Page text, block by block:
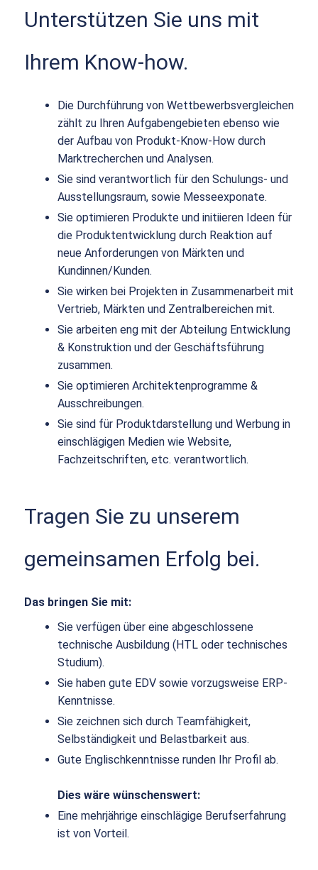
Unterstützen Sie uns mit
Ihrem Know-how.
Die Durchführung von Wettbewerbsvergleichen
zählt zu Ihren Aufgabengebieten ebenso wie
der Aufbau von Produkt-Know-How durch
Marktrecherchen und Analysen.
Sie sind verantwortlich für den Schulungs- und
Ausstellungsraum, sowie Messeexponate.
Sie optimieren Produkte und initiieren Ideen für
die Produktentwicklung durch Reaktion auf
neue Anforderungen von Märkten und
Kundinnen/Kunden.
Sie wirken bei Projekten in Zusammenarbeit mit
Vertrieb, Märkten und Zentralbereichen mit.
Sie arbeiten eng mit der Abteilung Entwicklung
& Konstruktion und der Geschäftsführung
zusammen.
Sie optimieren Architektenprogramme &
Ausschreibungen.
Sie sind für Produktdarstellung und Werbung in
einschlägigen Medien wie Website,
Fachzeitschriften, etc. verantwortlich.
Tragen Sie zu unserem
gemeinsamen Erfolg bei.
Das bringen Sie mit:
Sie verfügen über eine abgeschlossene
technische Ausbildung (HTL oder technisches
Studium).
Sie haben gute EDV sowie vorzugsweise ERP-
Kenntnisse.
Sie zeichnen sich durch Teamfähigkeit,
Selbständigkeit und Belastbarkeit aus.
Gute Englischkenntnisse runden Ihr Profil ab.
Dies wäre wünschenswert:
Eine mehrjährige einschlägige Berufserfahrung
ist von Vorteil.